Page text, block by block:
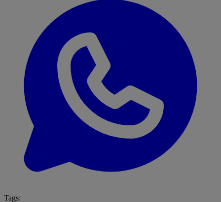
Tags: